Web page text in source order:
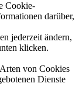
Cookie-
darüber,
jederzeit ändern,
klicken.
von Cookies
Dienste